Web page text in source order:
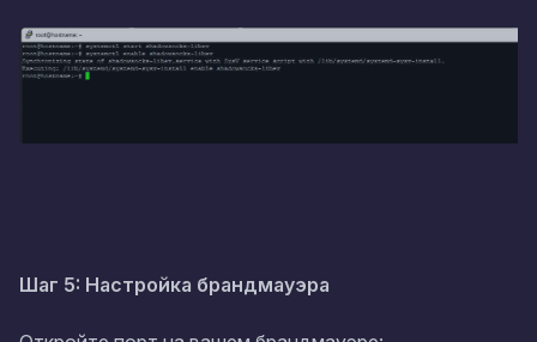
Шаг 5: Настройка брандмауэра